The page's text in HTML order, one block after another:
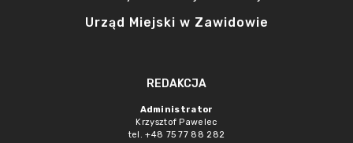
Urząd Miejski w Zawidowie
REDAKCJA
Administrator
Krzysztof Pawelec
tel. +48 75 77 88 282